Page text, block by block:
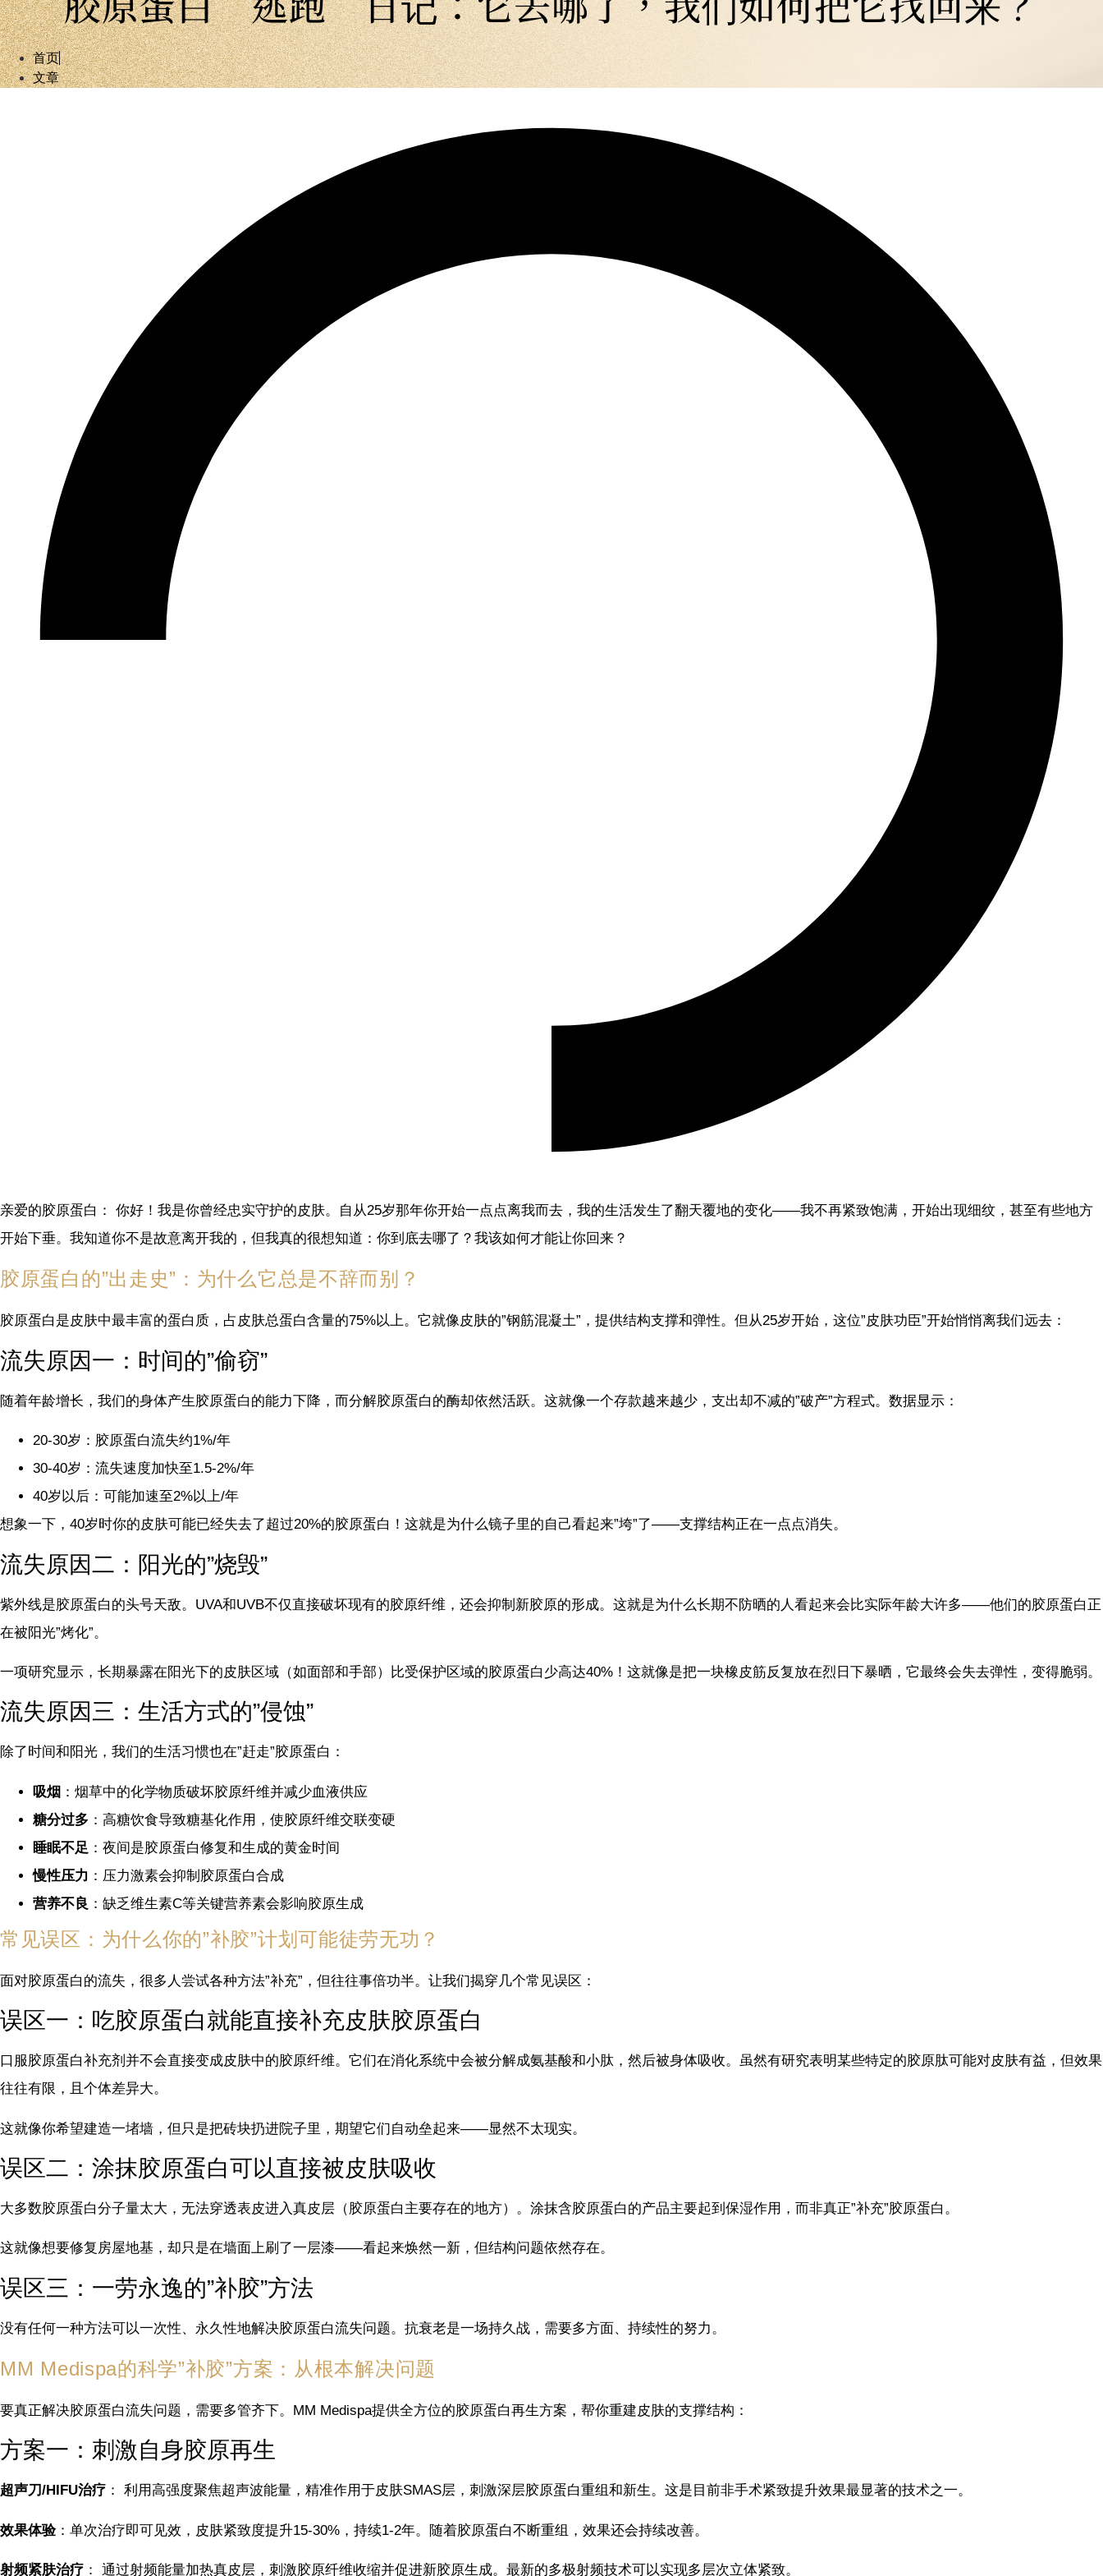
首页
文章
亲爱的胶原蛋白： 你好！我是你曾经忠实守护的皮肤。自从25岁那年你开始一点点离我而去，我的生活发生了翻天覆地的变化——我不再紧致饱满，开始出现细纹，甚至有些地方
开始下垂。我知道你不是故意离开我的，但我真的很想知道：你到底去哪了？我该如何才能让你回来？
胶原蛋白的”出走史”：为什么它总是不辞而别？
胶原蛋白是皮肤中最丰富的蛋白质，占皮肤总蛋白含量的75%以上。它就像皮肤的”钢筋混凝土”，提供结构支撑和弹性。但从25岁开始，这位”皮肤功臣”开始悄悄离我们远去：
流失原因一：时间的”偷窃”
随着年龄增长，我们的身体产生胶原蛋白的能力下降，而分解胶原蛋白的酶却依然活跃。这就像一个存款越来越少，支出却不减的”破产”方程式。数据显示：
20-30岁：胶原蛋白流失约1%/年
30-40岁：流失速度加快至1.5-2%/年
40岁以后：可能加速至2%以上/年
想象一下，40岁时你的皮肤可能已经失去了超过20%的胶原蛋白！这就是为什么镜子里的自己看起来”垮”了——支撑结构正在一点点消失。
流失原因二：阳光的”烧毁”
紫外线是胶原蛋白的头号天敌。UVA和UVB不仅直接破坏现有的胶原纤维，还会抑制新胶原的形成。这就是为什么长期不防晒的人看起来会比实际年龄大许多——他们的胶原蛋白正
在被阳光”烤化”。
一项研究显示，长期暴露在阳光下的皮肤区域（如面部和手部）比受保护区域的胶原蛋白少高达40%！这就像是把一块橡皮筋反复放在烈日下暴晒，它最终会失去弹性，变得脆弱。
流失原因三：生活方式的”侵蚀”
除了时间和阳光，我们的生活习惯也在”赶走”胶原蛋白：
吸烟 ：烟草中的化学物质破坏胶原纤维并减少血液供应
糖分过多 ：高糖饮食导致糖基化作用，使胶原纤维交联变硬
睡眠不足 ：夜间是胶原蛋白修复和生成的黄金时间
慢性压力 ：压力激素会抑制胶原蛋白合成
营养不良 ：缺乏维生素C等关键营养素会影响胶原生成
常见误区：为什么你的”补胶”计划可能徒劳无功？
面对胶原蛋白的流失，很多人尝试各种方法”补充”，但往往事倍功半。让我们揭穿几个常见误区：
误区一：吃胶原蛋白就能直接补充皮肤胶原蛋白
口服胶原蛋白补充剂并不会直接变成皮肤中的胶原纤维。它们在消化系统中会被分解成氨基酸和小肽，然后被身体吸收。虽然有研究表明某些特定的胶原肽可能对皮肤有益，但效果
往往有限，且个体差异大。
这就像你希望建造一堵墙，但只是把砖块扔进院子里，期望它们自动垒起来——显然不太现实。
误区二：涂抹胶原蛋白可以直接被皮肤吸收
大多数胶原蛋白分子量太大，无法穿透表皮进入真皮层（胶原蛋白主要存在的地方）。涂抹含胶原蛋白的产品主要起到保湿作用，而非真正”补充”胶原蛋白。
这就像想要修复房屋地基，却只是在墙面上刷了一层漆——看起来焕然一新，但结构问题依然存在。
误区三：一劳永逸的”补胶”方法
没有任何一种方法可以一次性、永久性地解决胶原蛋白流失问题。抗衰老是一场持久战，需要多方面、持续性的努力。
MM Medispa的科学”补胶”方案：从根本解决问题
要真正解决胶原蛋白流失问题，需要多管齐下。MM Medispa提供全方位的胶原蛋白再生方案，帮你重建皮肤的支撑结构：
方案一：刺激自身胶原再生
超声刀/HIFU治疗 ： 利用高强度聚焦超声波能量，精准作用于皮肤SMAS层，刺激深层胶原蛋白重组和新生。这是目前非手术紧致提升效果最显著的技术之一。
效果体验：单次治疗即可见效，皮肤紧致度提升15-30%，持续1-2年。随着胶原蛋白不断重组，效果还会持续改善。
射频紧肤治疗 ： 通过射频能量加热真皮层，刺激胶原纤维收缩并促进新胶原生成。最新的多极射频技术可以实现多层次立体紧致。